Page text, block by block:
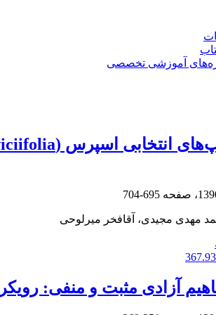
آموزشی تخصصی
695-704
مهدی مجیدی، آقافخر میرلوحی
آزادی مثبت و منفی: